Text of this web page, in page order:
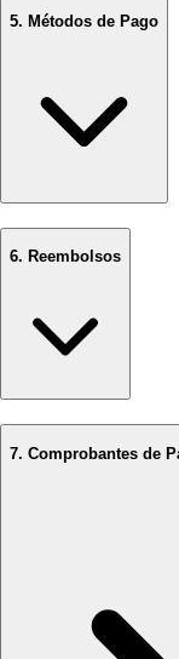
5. Métodos de Pago
6. Reembolsos
7. Comprobantes de